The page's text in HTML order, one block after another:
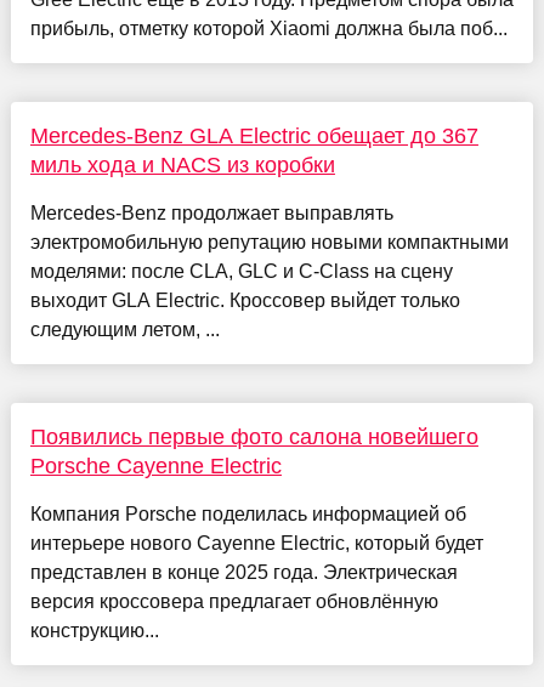
прибыль, отметку которой Xiaomi должна была поб...
Mercedes-Benz GLA Electric обещает до 367
миль хода и NACS из коробки
Mercedes-Benz продолжает выправлять
электромобильную репутацию новыми компактными
моделями: после CLA, GLC и C-Class на сцену
выходит GLA Electric. Кроссовер выйдет только
следующим летом, ...
Появились первые фото салона новейшего
Porsche Cayenne Electric
Компания Porsche поделилась информацией об
интерьере нового Cayenne Electric, который будет
представлен в конце 2025 года. Электрическая
версия кроссовера предлагает обновлённую
конструкцию...